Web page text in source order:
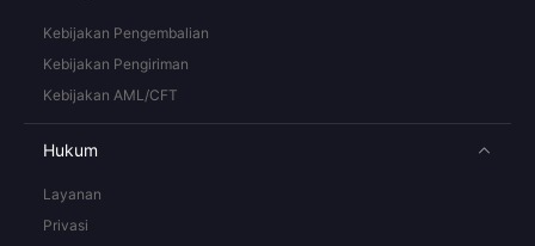
Kebijakan Pengembalian
Kebijakan Pengiriman
Kebijakan AML/CFT
Hukum
Layanan
Privasi